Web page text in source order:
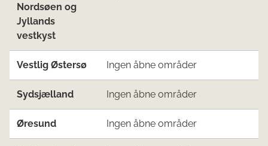
Nordsøen og
Jyllands
vestkyst
Vestlig Østersø Ingen åbne områder
Sydsjælland Ingen åbne områder
Øresund Ingen åbne områder